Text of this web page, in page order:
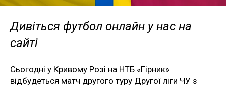
Дивіться футбол онлайн у нас на
сайті
Сьогодні у Кривому Розі на НТБ «Гірник»
відбудеться матч другого туру Другої ліги ЧУ з